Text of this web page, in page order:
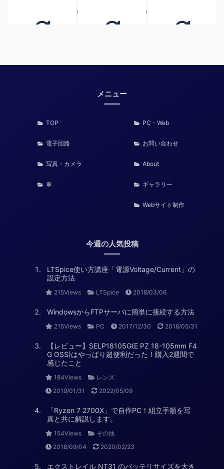
Combine Social Photos from
メニュー
TOP
電子回路
写真・カメラ
車
PC・Web
お問い合わせ
About
ギャラリー
Webサイト制作
今週の人気投稿
LTSpice使い方講座「電源Voltage/Current」の
設定方法
215Views LTSpice 2018/03/06
WindowsからFTPサーバに簡単に接続する方法
215Views PC 2017/12/30 2018/05/31
【レビュー】SELP18105G(E PZ 18-105mm F4
G OSS)はやっぱり超便利だった！購入2週間で
感じたこと
184Views
レンズ
2019/01/31
2022/05/09
「Ryzen 7 2700X」で自作PC！組立手順を写
真と共に解説します。
154Views
その他
2018/09/04
2020/02/23
エクストレイル NT31 のバッテリサイズを大き